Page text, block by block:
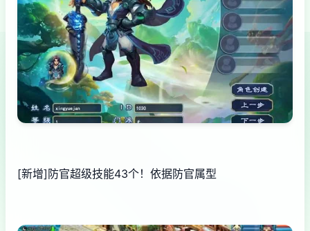
[新增]防官超级技能43个！依据防官属型